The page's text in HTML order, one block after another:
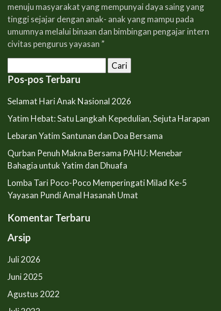
menuju masyarakat yang mempunyai daya saing yang
tinggi sejajar dengan anak- anak yang mampu pada
umumnya melalui binaan dan bimbingan pengajar intern
civitas pengurus yayasan ”
untuk:
Pos-pos Terbaru
Selamat Hari Anak Nasional 2026
Yatim Hebat: Satu Langkah Kepedulian, Sejuta Harapan
Lebaran Yatim Santunan dan Doa Bersama
Qurban Penuh Makna Bersama PAHU: Menebar
Bahagia untuk Yatim dan Dhuafa
Lomba Tari Poco-Poco Memperingati Milad Ke-5
Yayasan Pundi Amal Hasanah Umat
Komentar Terbaru
Arsip
Juli 2026
Juni 2025
Agustus 2022